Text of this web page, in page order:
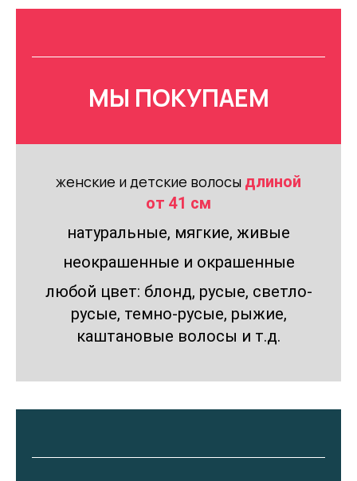
МЫ ПОКУПАЕМ
женские и детские волосы длиной
от 41 см
натуральные, мягкие, живые
неокрашенные и окрашенные
любой цвет: блонд, русые, светло-
русые, темно-русые, рыжие,
каштановые волосы и т.д.